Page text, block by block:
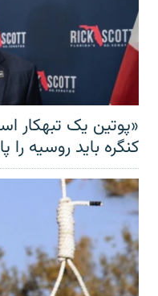
«پوتین یک تبهکار
کنگره باید روسیه را